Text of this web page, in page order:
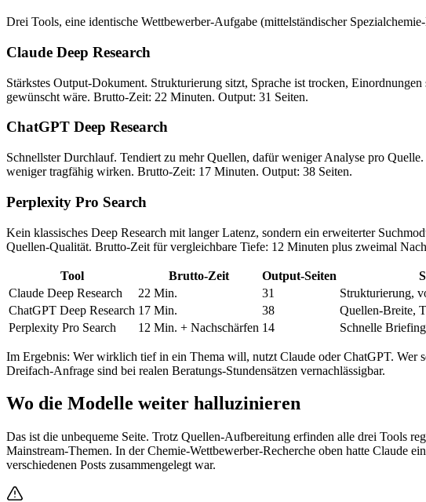
Drei Tools, eine identische Wettbewerber-Aufgabe (mittelständischer
Claude Deep Research
Stärkstes Output-Dokument. Strukturierung sitzt, Sprache ist trocken,
gewünscht wäre. Brutto-Zeit: 22 Minuten. Output: 31 Seiten.
ChatGPT Deep Research
Schnellster Durchlauf. Tendiert zu mehr Quellen, dafür weniger Analyse pro
weniger tragfähig wirken. Brutto-Zeit: 17 Minuten. Output: 38 Seiten.
Perplexity Pro Search
Kein klassisches Deep Research mit langer Latenz, sondern ein erweiterter
Quellen-Qualität. Brutto-Zeit für vergleichbare Tiefe: 12 Minuten plus zweimal
Tool Brutto-Zeit Output-Seiten
Claude Deep Research
22 Min. 31 Strukturierung,
ChatGPT Deep Research 17 Min. 38 Quellen-Breite,
Perplexity Pro Search
12 Min. + Nachschärfen 14 Schnelle
Im Ergebnis: Wer wirklich tief in ein Thema will, nutzt Claude oder ChatGPT. Wer
Dreifach-Anfrage sind bei realen Beratungs-Stundensätzen vernachlässigbar.
Wo die Modelle weiter halluzinieren
Das ist die unbequeme Seite. Trotz Quellen-Aufbereitung erfinden alle drei Tools
Mainstream-Themen. In der Chemie-Wettbewerber-Recherche oben hatte Claude
verschiedenen Posts zusammengelegt war.